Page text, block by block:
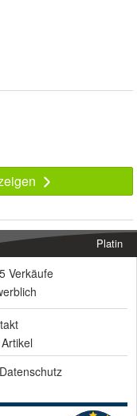
Platin
Verkäufe
Datenschutz